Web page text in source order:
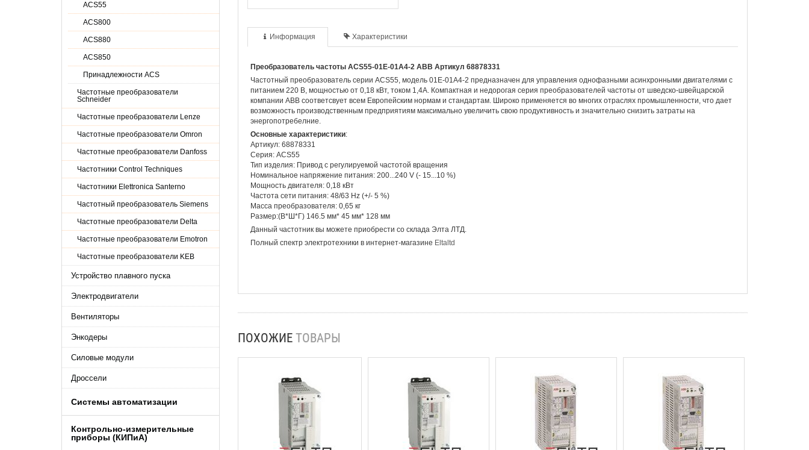
ACS55
ACS800
ACS880
ACS850
Принадлежности ACS
Частотные преобразователи
Schneider
Частотные преобразователи Lenze
Частотные преобразователи Omron
Частотные преобразователи Danfoss
Частотники Control Techniques
Частотники Elettronica Santerno
Частотный преобразователь Siemens
Частотные преобразователи Delta
Частотные преобразователи Emotron
Частотные преобразователи KEB
Устройство плавного пуска
Электродвигатели
Вентиляторы
Энкодеры
Силовые модули
Дроссели
Системы автоматизации
Контрольно-измерительные
приборы (КИПиA)
Информация Характеристики
Преобразователь частоты ACS55-01E-01A4-2 ABB Артикул 68878331
Частотный преобразователь серии ACS55, модель 01E-01A4-2 предназначен для управления однофазными асинхронными двигателями с
питанием 220 В, мощностью от 0,18 кВт, током 1,4А. Компактная и недорогая серия преобразователей частоты от шведско-швейцарской
компании ABB соответсвует всем Европейским нормам и стандартам. Широко применяется во многих отраслях промышленности, что дает
возможность производственным предприятиям максимально увеличить свою продуктивность и значительно снизить затраты на
энергопотребелние.
Основные характеристики:
Артикул: 68878331
Серия: ACS55
Тип изделия: Привод с регулируемой частотой вращения
Номинальное напряжение питания: 200...240 V (- 15...10 %)
Мощность двигателя: 0,18 кВт
Частота сети питания: 48/63 Hz (+/- 5 %)
Масса преобразователя: 0,65 кг
Размер:(В*Ш*Г) 146.5 мм* 45 мм* 128 мм
Данный частотник вы можете приобрести со склада Элта ЛТД.
Полный спектр электротехники в интернет-магазине Eltaltd
ПОХОЖИЕ ТОВАРЫ